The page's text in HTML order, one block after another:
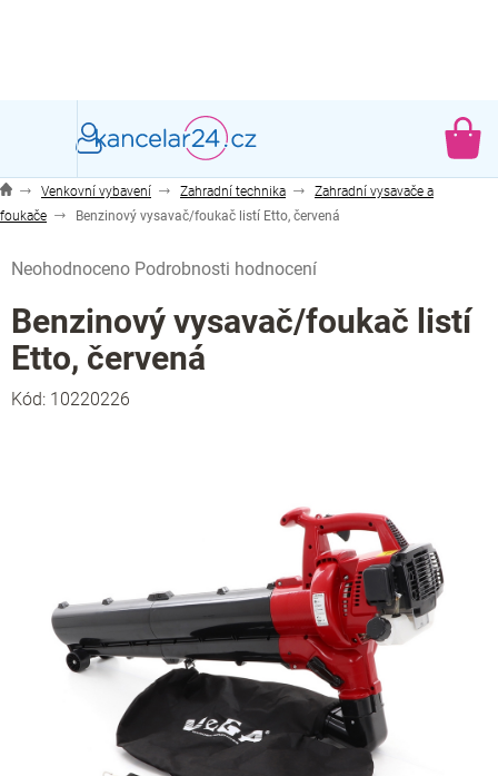
Venkovní vybavení Zahradní technika
Zahradní vysavače a
foukače
Benzinový vysavač/foukač listí Etto, červená
hodnocení
produktu
je
0,0
z
5
Neohodnoceno Podrobnosti hodnocení
Benzinový vysavač/foukač listí
Etto, červená
Kód: 10220226